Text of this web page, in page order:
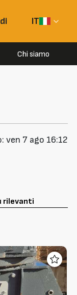
IT
Chi siamo
ven 7 ago 16:12